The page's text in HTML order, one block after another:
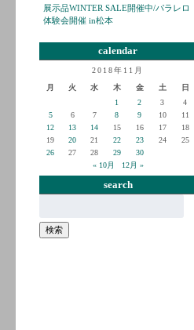
展示品WINTER SALE開催中/パラレロ
体験会開催 in松本
calendar
2018年11月
月
火 水 木 金 土
日
1
2 3
4
5
6 7 8 9 10
11
12
13 14 15 16 17
18
19
20 21 22 23 24
25
26
27 28 29
30
« 10月
12月 »
search
検索